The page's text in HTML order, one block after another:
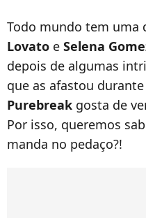
Todo mundo tem uma
Lovato e Selena
depois de algumas
que as afastou
Purebreak gosta de
Por isso, queremos
manda no pedaço?!